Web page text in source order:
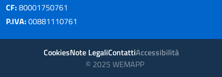
CF:80001750761
P.IVA:00881110761
CookiesNote LegaliContattiAccessibilità
© 2025 WEMAPP